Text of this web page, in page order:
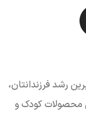
رشد فرزندانتان،
محصولات کودک و